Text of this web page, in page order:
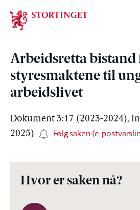
Stortinget.no
Arbeidsretta bistand
styresmaktene til
arbeidslivet
Dokument 3:17 (2023-2024),
2025)
Følg saken (e-
Hvor er saken nå?